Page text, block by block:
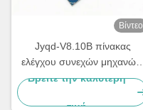
Βίντεο
Jyqd-V8.10B πίνακας
ελέγχου συνεχών μηχανών,
μικρός πίνακας οδηγών
Βρείτε την καλύτερη
τιμή